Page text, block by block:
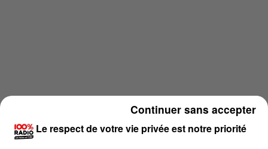
Le respect de votre vie privée est notre priorité
Continuer sans accepter